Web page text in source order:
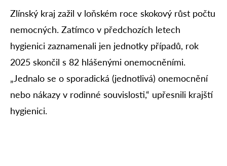
Zlínský kraj zažil v loňském roce skokový růst počtu
nemocných. Zatímco v předchozích letech
hygienici zaznamenali jen jednotky případů, rok
2025 skončil s 82 hlášenými onemocněními.
„Jednalo se o sporadická (jednotlivá) onemocnění
nebo nákazy v rodinné souvislosti,“ upřesnili krajští
hygienici.